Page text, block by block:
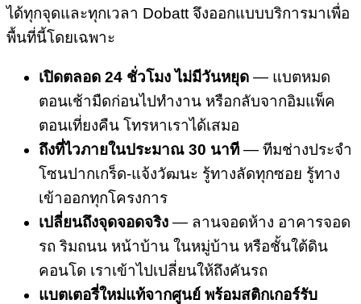
ได้ทุกจุดและทุกเวลา Dobatt จึงออกแบบบริการมาเพื่อ
พื้นที่นี้โดยเฉพาะ
เปิดตลอด 24 ชั่วโมง ไม่มีวันหยุด — แบตหมด
ตอนเช้ามืดก่อนไปทำงาน หรือกลับจากอิมแพ็ค
ตอนเที่ยงคืน โทรหาเราได้เสมอ
ถึงที่ไวภายในประมาณ 30 นาที — ทีมช่างประจำ
โซนปากเกร็ด-แจ้งวัฒนะ รู้ทางลัดทุกซอย รู้ทาง
เข้าออกทุกโครงการ
เปลี่ยนถึงจุดจอดจริง — ลานจอดห้าง อาคารจอด
รถ ริมถนน หน้าบ้าน ในหมู่บ้าน หรือชั้นใต้ดิน
คอนโด เราเข้าไปเปลี่ยนให้ถึงคันรถ
แบตเตอรี่ใหม่แท้จากศูนย์ พร้อมสติกเกอร์รับ